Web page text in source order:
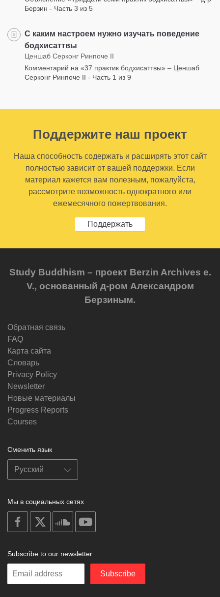
Берзин - Часть 3 из 5
С каким настроем нужно изучать поведение
бодхисаттвы
Ценшаб Серконг Ринпоче II
Комментарий на «37 практик бодхисаттвы» – Ценшаб
Серконг Ринпоче II - Часть 1 из 9
Поддержите наш проект
Наша способность содержать и расширять этот сайт
полностью зависит от вашей поддержки. Если
материал кажется вам полезным, пожалуйста,
рассмотрите возможность однократного или
ежемесячного пожертвования.
Поддержать
Study Buddhism – проект Berzin Archives e.
V., основанный д-ром Александром
Берзиным.
Обратная связь
FAQ
Карта сайта
Словарь
Privacy Policy
Newsletter
Новые материалы
Progress Reports
Courses
Сменить язык
Мы в социальных сетях
on
facebook
soundcloud
Subscribe to our newsletter
Enter
Subscribe